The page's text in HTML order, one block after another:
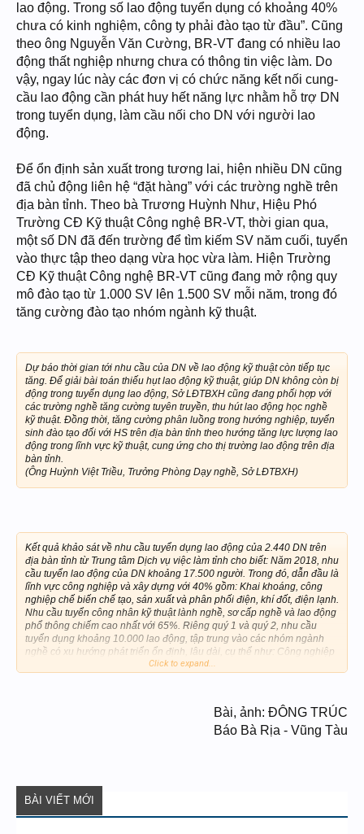
lao động. Trong số lao động tuyển dụng có khoảng 40%
chưa có kinh nghiệm, công ty phải đào tạo từ đầu”. Cũng
theo ông Nguyễn Văn Cường, BR-VT đang có nhiều lao
động thất nghiệp nhưng chưa có thông tin việc làm. Do
vậy, ngay lúc này các đơn vị có chức năng kết nối cung-
cầu lao động cần phát huy hết năng lực nhằm hỗ trợ DN
trong tuyển dụng, làm cầu nối cho DN với người lao
động.
Để ổn định sản xuất trong tương lai, hiện nhiều DN cũng
đã chủ động liên hệ “đặt hàng” với các trường nghề trên
địa bàn tỉnh. Theo bà Trương Huỳnh Như, Hiệu Phó
Trường CĐ Kỹ thuật Công nghệ BR-VT, thời gian qua,
một số DN đã đến trường để tìm kiếm SV năm cuối, tuyển
vào thực tập theo dạng vừa học vừa làm. Hiện Trường
CĐ Kỹ thuật Công nghệ BR-VT cũng đang mở rộng quy
mô đào tạo từ 1.000 SV lên 1.500 SV mỗi năm, trong đó
tăng cường đào tạo nhóm ngành kỹ thuật.
Dự báo thời gian tới nhu cầu của DN về lao động kỹ thuật còn tiếp tục
tăng. Để giải bài toán thiếu hụt lao động kỹ thuật, giúp DN không còn bị
động trong tuyển dụng lao động, Sở LĐTBXH cũng đang phối hợp với
các trường nghề tăng cường tuyên truyền, thu hút lao động học nghề
kỹ thuật. Đồng thời, tăng cường phân luồng trong hướng nghiệp, tuyển
sinh đào tạo đối với HS trên địa bàn tỉnh theo hướng tăng lực lượng lao
động trong lĩnh vực kỹ thuật, cung ứng cho thị trường lao động trên địa
bàn tỉnh.
(Ông Huỳnh Việt Triều, Trưởng Phòng Dạy nghề, Sở LĐTBXH)
Kết quả khảo sát về nhu cầu tuyển dụng lao động của 2.440 DN trên
địa bàn tỉnh từ Trung tâm Dịch vụ việc làm tỉnh cho biết: Năm 2018, nhu
cầu tuyển lao động của DN khoảng 17.500 người. Trong đó, dẫn đầu là
lĩnh vực công nghiệp và xây dựng với 40% gồm: Khai khoáng, công
nghiệp chế biến chế tạo, sản xuất và phân phối điện, khí đốt, điện lạnh.
Nhu cầu tuyển công nhân kỹ thuật lành nghề, sơ cấp nghề và lao động
phổ thông chiếm cao nhất với 65%. Riêng quý 1 và quý 2, nhu cầu
tuyển dụng khoảng 10.000 lao động, tập trung vào các nhóm ngành
nghề có xu hướng phát triển ổn định, lâu dài, cụ thể như: Công nghiệp
chế biến-chế tạo, công nghiệp phụ trợ, cơ khí…
Click to expand...
Bài, ảnh: ĐÔNG TRÚC
Báo Bà Rịa - Vũng Tàu
BÀI VIẾT MỚI